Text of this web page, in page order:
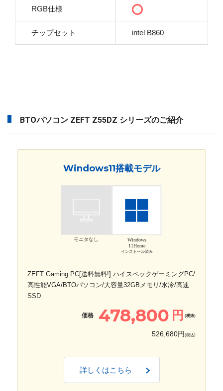
RGB仕様
チップセット intel B860
BTOパソコン ZEFT Z55DZ シリーズのご紹介
Windows11搭載モデル
モニタなし
Windows
11Home
インストール済み
ZEFT Gaming PC[送料無料!] ハイスペックゲーミングPC/
高性能VGA/BTOパソコン/大容量32GBメモリ/水冷/高速
SSD
価格 478,800 円 (税抜)
526,680円 (税込)
詳しくはこちら